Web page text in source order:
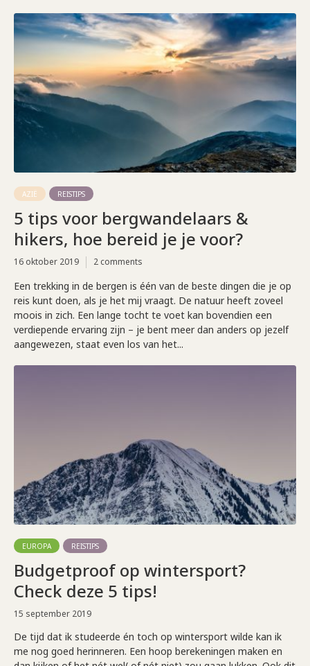
AZIË REISTIPS
5 tips voor bergwandelaars &
hikers, hoe bereid je je voor?
16 oktober 2019 2 comments
Een trekking in de bergen is één van de beste dingen die je op
reis kunt doen, als je het mij vraagt. De natuur heeft zoveel
moois in zich. Een lange tocht te voet kan bovendien een
verdiepende ervaring zijn – je bent meer dan anders op jezelf
aangewezen, staat even los van het...
EUROPA REISTIPS
Budgetproof op wintersport?
Check deze 5 tips!
15 september 2019
De tijd dat ik studeerde én toch op wintersport wilde kan ik
me nog goed herinneren. Een hoop berekeningen maken en